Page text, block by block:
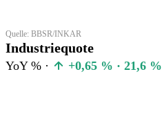
Quelle: BBSR/INKAR
Industriequote
YoY % · +0,65 % · 21,6 %